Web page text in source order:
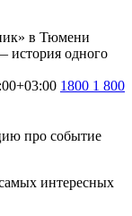
в Тюмени
история одного
1800 1 800
про событие
интересных